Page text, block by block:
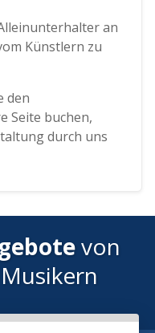
an
Künstlern zu
den
Seite buchen,
durch uns
von